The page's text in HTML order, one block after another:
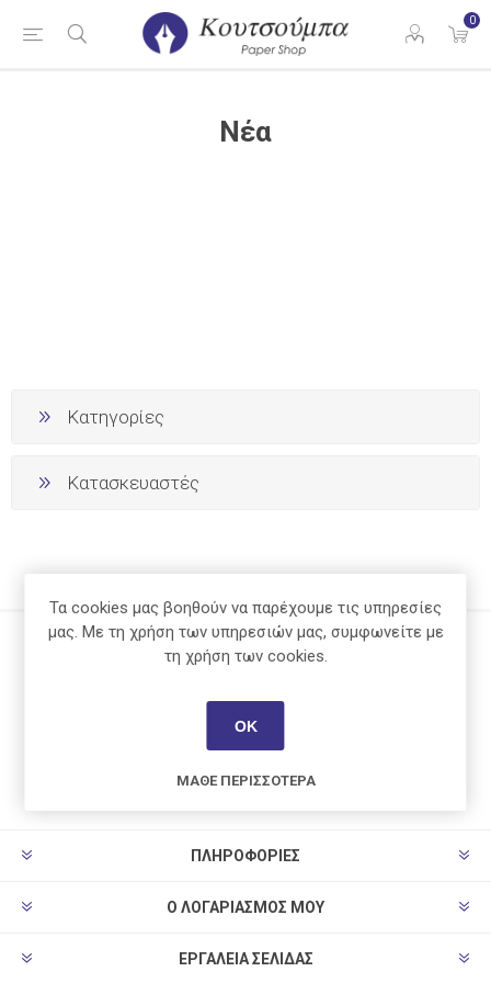
0
Νέα
Κατηγορίες
Κατασκευαστές
ΠΛΗΡΟΦΟΡΊΕΣ
Ο ΛΟΓΑΡΙΑΣΜΌΣ ΜΟΥ
ΕΡΓΑΛΕΊΑ ΣΕΛΊΔΑΣ
Τα cookies μας βοηθούν να παρέχουμε τις υπηρεσίες
μας. Με τη χρήση των υπηρεσιών μας, συμφωνείτε με
τη χρήση των cookies.
ΟΚ
ΜΆΘΕ ΠΕΡΙΣΣΌΤΕΡΑ